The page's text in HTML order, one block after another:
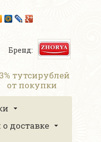
Бренд:
тутсирублей
от покупки
доставке